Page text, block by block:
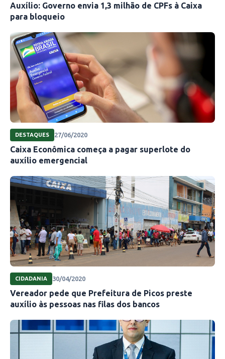
Auxílio: Governo envia 1,3 milhão de CPFs à Caixa
para bloqueio
DESTAQUES 27/06/2020
Caixa Econômica começa a pagar superlote do
auxílio emergencial
CIDADANIA 30/04/2020
Vereador pede que Prefeitura de Picos preste
auxílio às pessoas nas filas dos bancos